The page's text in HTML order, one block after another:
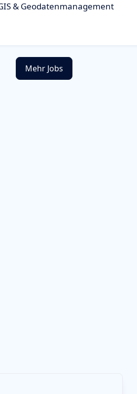
& Geodatenmanagement
Mehr Jobs